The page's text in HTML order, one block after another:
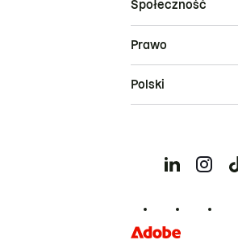
Społeczność
Prawo
Polski